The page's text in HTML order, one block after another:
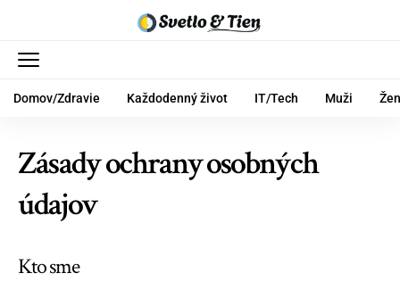
Domov/Zdravie Každodenný život IT/Tech Muži
Zásady ochrany osobných
údajov
Kto sme